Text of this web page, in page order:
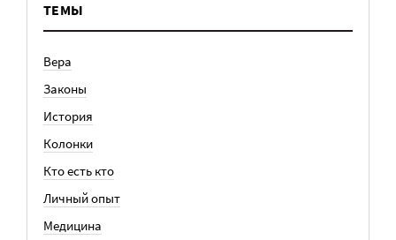
ТЕМЫ
Вера
Законы
История
Колонки
Кто есть кто
Личный опыт
Медицина